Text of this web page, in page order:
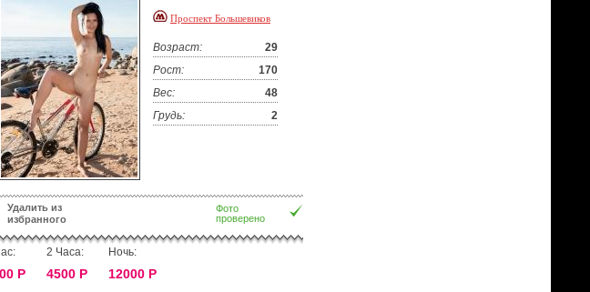
Проспект Большевиков
Возраст:
29
Рост:
170
Вес:
48
Грудь:
2
Удалить из
избранного
Фото
проверено
Р
2 Часа:
4500 Р
Ночь:
12000 Р